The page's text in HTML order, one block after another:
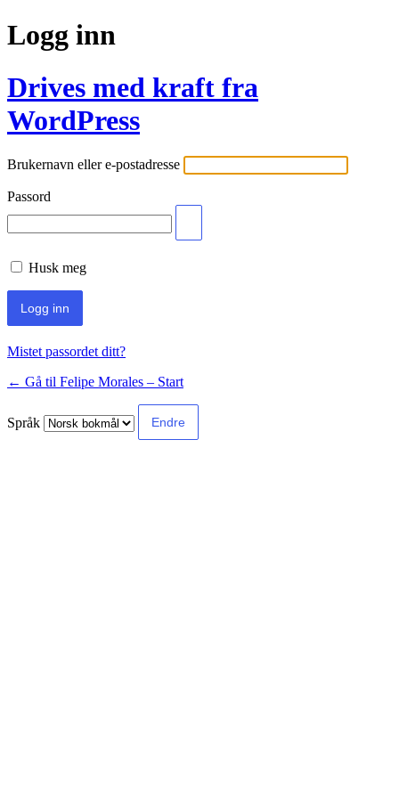
Logg inn
Drives med kraft fra
WordPress
Brukernavn eller e-postadresse
Passord
Husk meg
Mistet passordet ditt?
← Gå til Felipe Morales – Start
Språk